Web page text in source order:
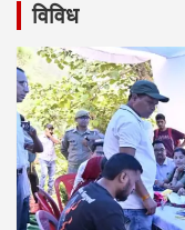
विविध